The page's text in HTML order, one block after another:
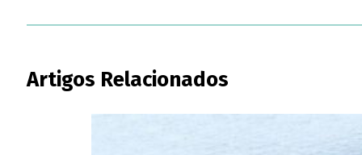
Artigos Relacionados